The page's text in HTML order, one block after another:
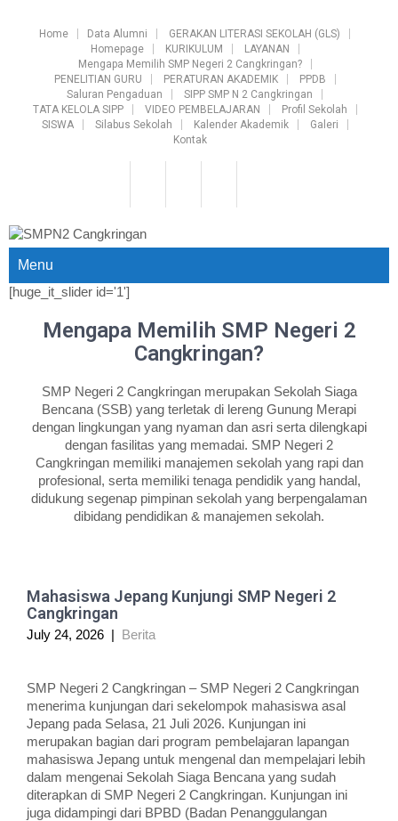
Home Data Alumni
GERAKAN LITERASI SEKOLAH (GLS)
Homepage
KURIKULUM
LAYANAN
Mengapa Memilih SMP Negeri 2 Cangkringan?
PENELITIAN GURU
PERATURAN AKADEMIK
PPDB
Saluran Pengaduan
SIPP SMP N 2 Cangkringan
TATA KELOLA SIPP
VIDEO PEMBELAJARAN
Profil Sekolah
SISWA
Silabus Sekolah Kalender Akademik
Galeri
Kontak
Menu
[huge_it_slider id='1']
Mengapa Memilih SMP Negeri 2
Cangkringan?
SMP Negeri 2 Cangkringan merupakan Sekolah Siaga
Bencana (SSB) yang terletak di lereng Gunung Merapi
dengan lingkungan yang nyaman dan asri serta dilengkapi
dengan fasilitas yang memadai. SMP Negeri 2
Cangkringan memiliki manajemen sekolah yang rapi dan
profesional, serta memiliki tenaga pendidik yang handal,
didukung segenap pimpinan sekolah yang berpengalaman
dibidang pendidikan & manajemen sekolah.
Mahasiswa Jepang Kunjungi SMP Negeri 2
Cangkringan
July 24, 2026 | Berita
SMP Negeri 2 Cangkringan – SMP Negeri 2 Cangkringan
menerima kunjungan dari sekelompok mahasiswa asal
Jepang pada Selasa, 21 Juli 2026. Kunjungan ini
merupakan bagian dari program pembelajaran lapangan
mahasiswa Jepang untuk mengenal dan mempelajari lebih
dalam mengenai Sekolah Siaga Bencana yang sudah
diterapkan di SMP Negeri 2 Cangkringan. Kunjungan ini
juga didampingi dari BPBD (Badan Penanggulangan